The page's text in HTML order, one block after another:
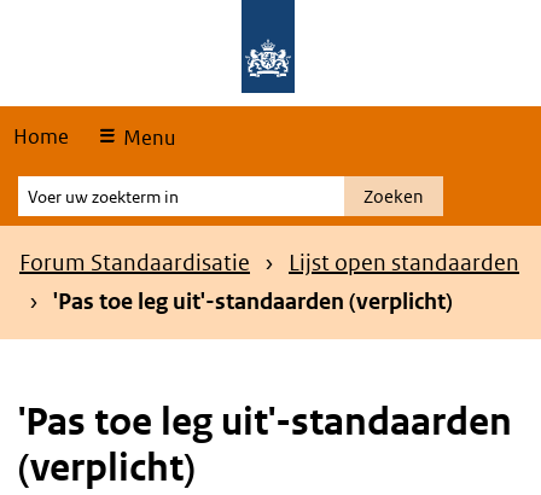
Home Menu
Voer
uw
zoekterm
Zoeken
Kruimelpad
Forum Standaardisatie
Lijst open standaarden
'Pas toe leg uit'-standaarden (verplicht)
'Pas toe leg uit'-standaarden
(verplicht)